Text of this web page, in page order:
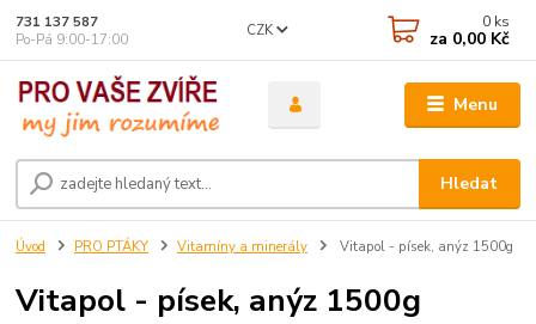
Menu
CZK
Hledat
731 137 587
Po-Pá 9:00-17:00
0 ks
za 0,00 Kč
Úvod PRO PTÁKY Vitamíny a minerály Vitapol - písek, anýz 1500g
Vitapol - písek, anýz 1500g